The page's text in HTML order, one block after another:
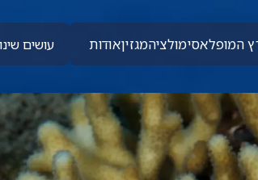
המופלאסימולציהמגזיןאודות עושים